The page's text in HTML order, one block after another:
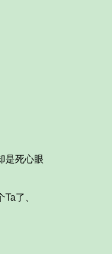
是死心眼
了、